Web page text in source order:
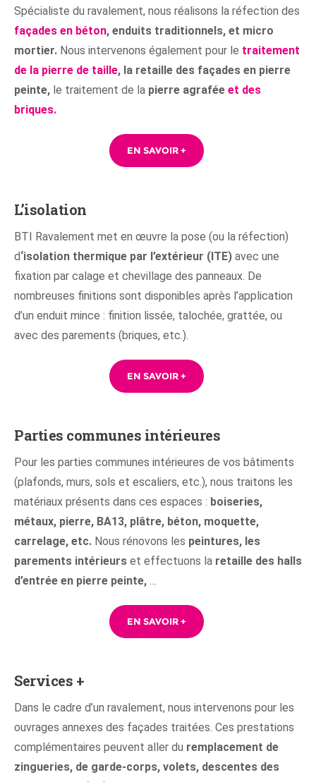
Spécialiste du ravalement, nous réalisons la réfection des
façades en béton, enduits traditionnels, et micro
mortier. Nous intervenons également pour le traitement
de la pierre de taille, la retaille des façades en pierre
peinte, le traitement de la pierre agrafée et des
briques.
EN SAVOIR +
L’isolation
BTI Ravalement met en œuvre la pose (ou la réfection)
d‘isolation thermique par l’extérieur (ITE) avec une
fixation par calage et chevillage des panneaux . De
nombreuses finitions sont disponibles après l’application
d’un enduit mince : finition lissée, talochée, grattée, ou
avec des parements (briques, etc.).
EN SAVOIR +
Parties communes intérieures
Pour les parties communes intérieures de vos bâtiments
(plafonds, murs, sols et escaliers, etc.), nous traitons les
matériaux présents dans ces espaces : boiseries,
métaux, pierre, BA13, plâtre, béton, moquette,
carrelage, etc. Nous rénovons les peintures, les
parements intérieurs et effectuons la retaille des halls
d’entrée en pierre peinte,
EN SAVOIR +
Services +
Dans le cadre d’un ravalement, nous intervenons pour les
ouvrages annexes des façades traitées. Ces prestations
complémentaires peuvent aller du remplacement de
zingueries, de garde-corps, volets, descentes des